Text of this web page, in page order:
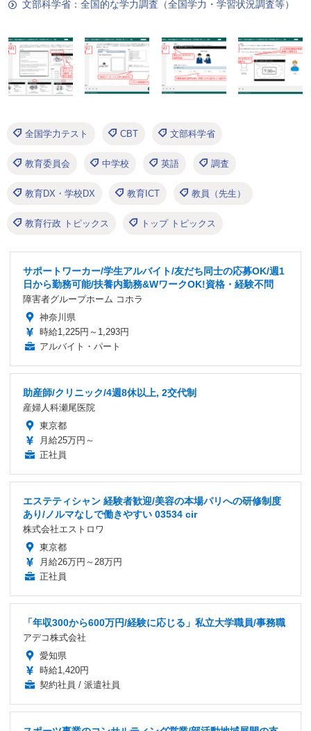
文部科学省：全国的な学力調査（全国学力・学習状況調査等）
全国学力テスト CBT 文部科学省
教育委員会 中学校 英語 調査
教育DX・学校DX 教育ICT 教員（先生）
教育行政 トピックス トップ トピックス
サポートワーカー/学生アルバイト/友だち同士の応募OK/週1
日から勤務可能/扶養内勤務&WワークOK!資格・経験不問
障害者グループホーム コホラ
神奈川県
時給1,225円～1,293円
アルバイト・パート
助産師/クリニック/4週8休以上, 2交代制
産婦人科瀬尾医院
東京都
月給25万円～
正社員
エステティシャン 経験者歓迎/美容の本場パリへの研修制度
あり/ノルマなしで働きやすい 03534 cir
株式会社エストロワ
東京都
月給26万円～28万円
正社員
「年収300から600万円/経験に応じる」私立大学職員/事務職
アデコ株式会社
愛知県
時給1,420円
契約社員 / 派遣社員